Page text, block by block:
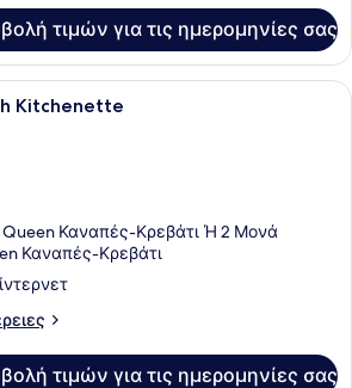
τιμών για τις ημερομηνίες σας
Ένα δωμάτιο ξενοδοχείου με ένα
Kitchenette
Queen Καναπές-Κρεβάτι Ή 2 Μονά
Καναπές-Κρεβάτι
τιμών για τις ημερομηνίες σας